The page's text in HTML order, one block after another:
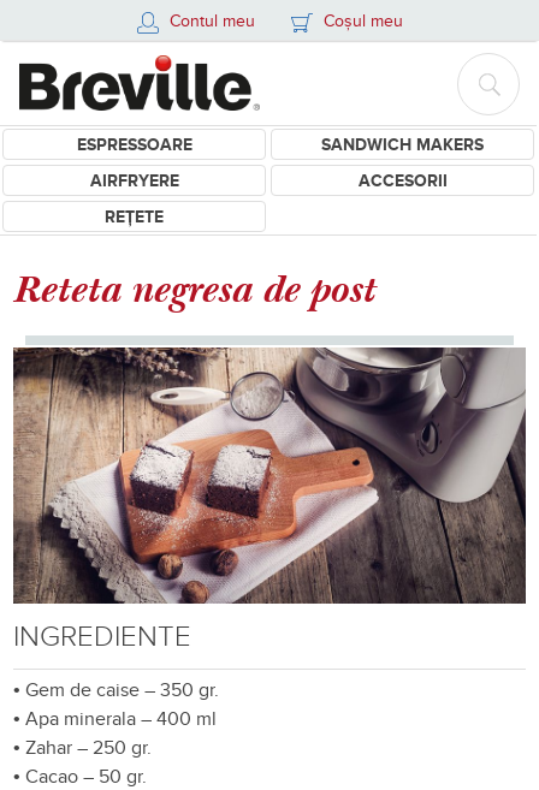
Contul meu Coșul meu
ESPRESSOARE
SANDWICH MAKERS
AIRFRYERE
ACCESORII
REȚETE
Reteta negresa de post
INGREDIENTE
•Gem de caise – 350 gr.
•Apa minerala – 400 ml
•Zahar – 250 gr.
•Cacao – 50 gr.